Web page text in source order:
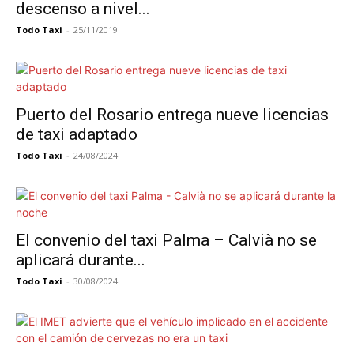
descenso a nivel...
Todo Taxi - 25/11/2019
Puerto del Rosario entrega nueve licencias
de taxi adaptado
Todo Taxi - 24/08/2024
El convenio del taxi Palma – Calvià no se
aplicará durante...
Todo Taxi - 30/08/2024